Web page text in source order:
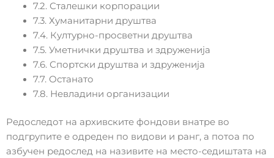
7.2. Сталешки корпорации
7.3. Хуманитарни друштва
7.4. Културно-просветни друштва
7.5. Уметнички друштва и здруженија
7.6. Спортски друштва и здруженија
7.7. Останато
7.8. Невладини организации
Редоследот на архивските фондови внатре во
подгрупите е одреден по видови и ранг, а потоа по
азбучен редослед на називите на место-седиштата на